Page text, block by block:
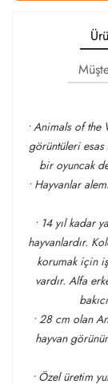
• Animals of the
görüntüleri esas
bir oyuncak
• Hayvanlar
• 14 yıl kadar
hayvanlardır.
korumak için
vardır. Alfa
• 28 cm olan
hayvan
• Özel üretim